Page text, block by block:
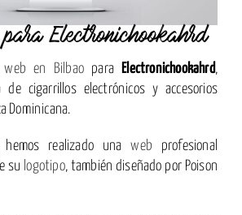
Electronichookahrd
web en Bilbao para Electronichookahrd,
de cigarrillos electrónicos y accesorios
Dominicana.
hemos realizado unaweb profesional
su logotipo, también diseñado por Poison